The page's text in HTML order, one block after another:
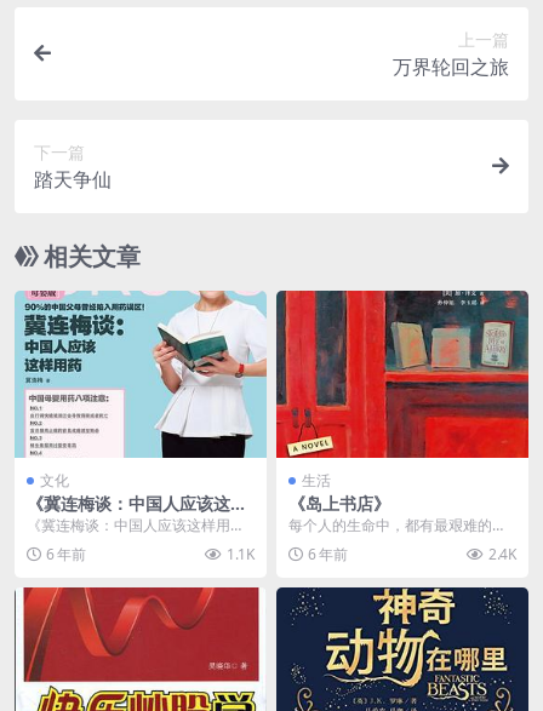
上一篇
万界轮回之旅
下一篇
踏天争仙
相关文章
文化
《冀连梅谈：中国人应该这样
用药》
《冀连梅谈：中国人应该这样用药
（图解母婴版）》专为中国妈妈和
宝宝量身定制的系列作...
6 年前 1.1K
生活
《岛上书店》
每个人的生命中，都有最艰难的那
一年，将人生变得美好而辽阔。 ----
------...6 年前 2.4K